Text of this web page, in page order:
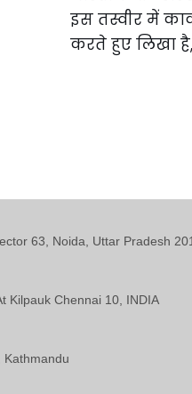
इस तस्वीर में
करते हुए लिखा
63, Noida, Uttar Pradesh
Kilpauk Chennai 10, INDIA
Kathmandu